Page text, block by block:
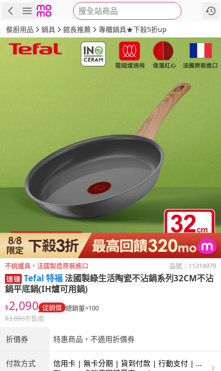
搜全站商品
商品 評價 詳情
餐廚用品 鍋具 館長推薦 專櫃鍋具★下殺5折up
不挑爐具，法國製造原裝進口 品號： 11314979
Tefal 特福法國製綠生活陶瓷不沾鍋系列32CM不沾
鍋平底鍋(IH爐可用鍋)
$2,090 促銷價 總銷量>100
$3,890市售價
折價券 特惠商品，不適用折價券
付款方式
信用卡 | 無卡分期 | 貨到付款 | 行動支付 | 超